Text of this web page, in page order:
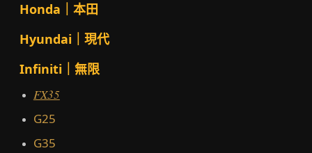
Honda｜本田
Hyundai｜現代
Infiniti｜無限
FX35
G25
G35